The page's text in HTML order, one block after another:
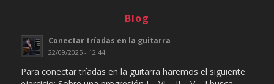
Blog
Conectar tríadas en la guitarra
22/09/2025 - 12:44
Para conectar tríadas en la guitarra haremos el siguiente